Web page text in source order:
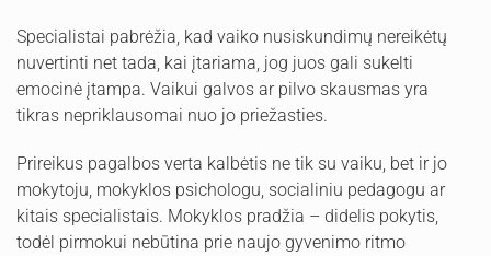
Specialistai pabrėžia, kad vaiko nusiskundimų nereikėtų
nuvertinti net tada, kai įtariama, jog juos gali sukelti
emocinė įtampa. Vaikui galvos ar pilvo skausmas yra
tikras nepriklausomai nuo jo priežasties.
Prireikus pagalbos verta kalbėtis ne tik su vaiku, bet ir jo
mokytoju, mokyklos psichologu, socialiniu pedagogu ar
kitais specialistais. Mokyklos pradžia – didelis pokytis,
todėl pirmokui nebūtina prie naujo gyvenimo ritmo